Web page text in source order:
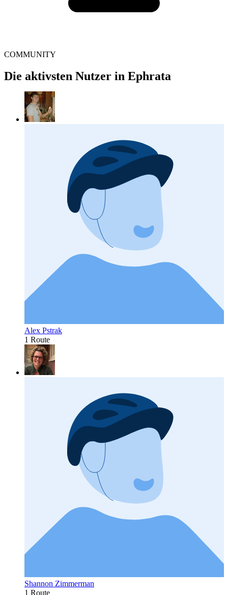
COMMUNITY
Die aktivsten Nutzer in Ephrata
Alex Pstrak
1 Route
Shannon Zimmerman
1 Route